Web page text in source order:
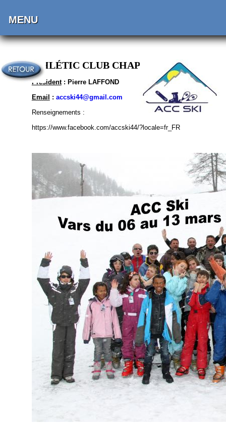
MENU
ATHLÉTIC CLUB CHAPELAIN - SKI
Président: Pierre LAFFOND
Email
: accski44@gmail.com
Renseignements :
https://www.facebook.com/accski44/?locale=fr_FR